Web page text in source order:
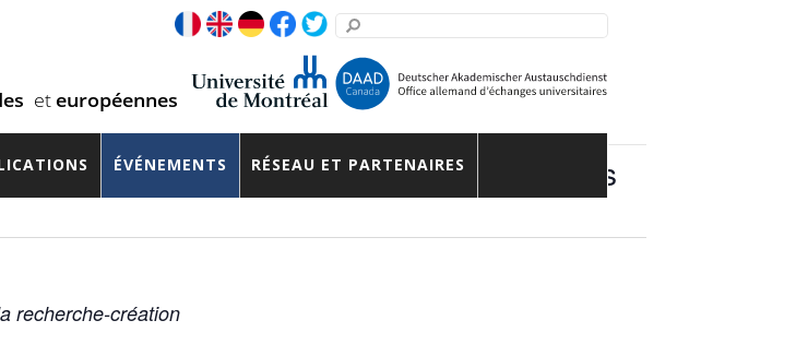
ÉVÉNEMENTS RÉSEAU ET PARTENAIRES
la liberté : Chansons de résistantes dans
recherche-création